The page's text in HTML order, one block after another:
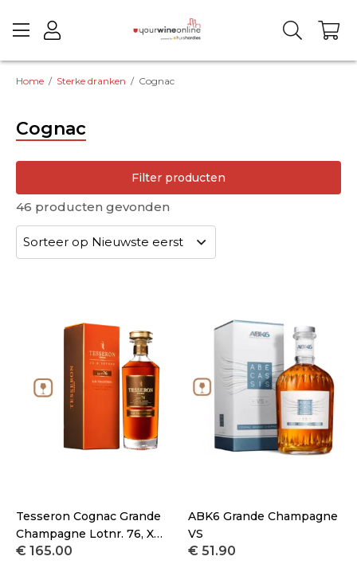
Home / Sterke dranken / Cognac
Cognac
Filter producten
46 producten gevonden
landen
Prijs
Tesseron Cognac Grande
Champagne Lotnr. 76, XO
Tradition
€ 165.00
ABK6 Grande Champagne
VS
€ 51.90